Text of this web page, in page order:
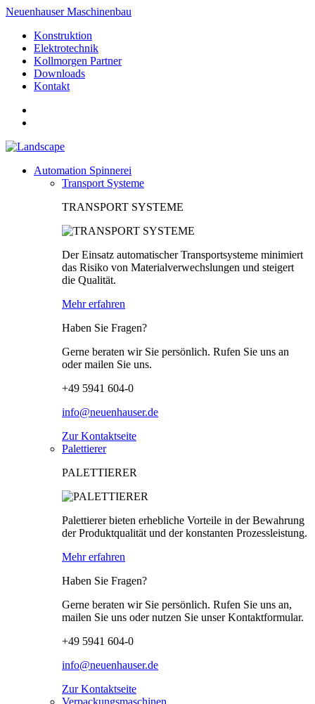
Neuenhauser Maschinenbau
Konstruktion
Elektrotechnik
Kollmorgen Partner
Downloads
Kontakt
Automation Spinnerei
Transport Systeme
TRANSPORT SYSTEME
Der Einsatz automatischer Transportsysteme minimiert
das Risiko von Materialverwechslungen und steigert
die Qualität.
Mehr erfahren
Haben Sie Fragen?
Gerne beraten wir Sie persönlich. Rufen Sie uns an
oder mailen Sie uns.
+49 5941 604-0
info@neuenhauser.de
Zur Kontaktseite
Palettierer
PALETTIERER
Palettierer bieten erhebliche Vorteile in der Bewahrung
der Produktqualität und der konstanten Prozessleistung.
Mehr erfahren
Haben Sie Fragen?
Gerne beraten wir Sie persönlich. Rufen Sie uns an,
mailen Sie uns oder nutzen Sie unser Kontaktformular.
+49 5941 604-0
info@neuenhauser.de
Zur Kontaktseite
Verpackungsmaschinen